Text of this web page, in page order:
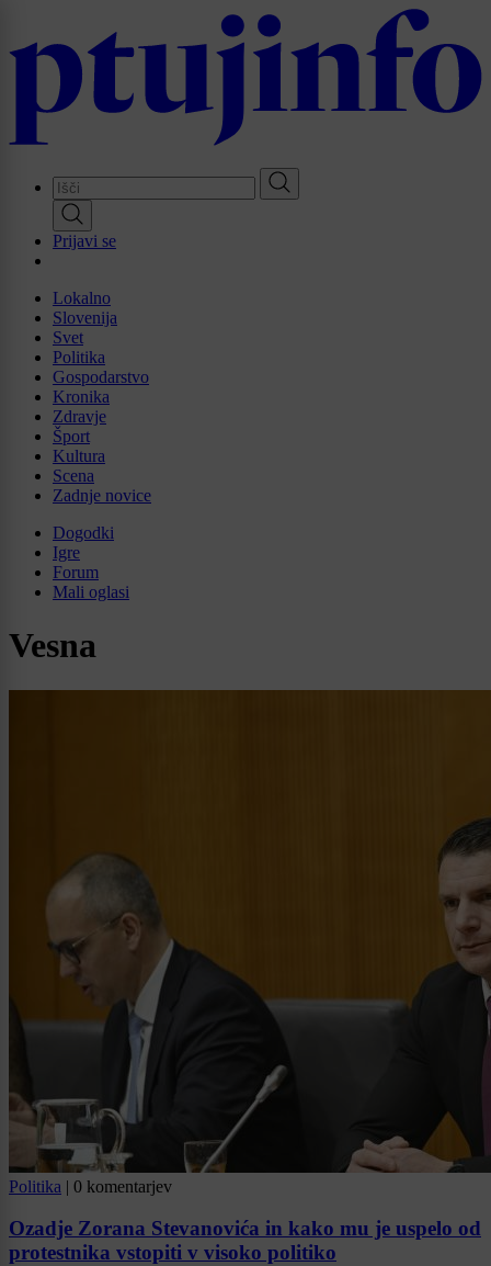
main
Prijavi se
Lokalno
Slovenija
Svet
Politika
Gospodarstvo
Kronika
Zdravje
Šport
Kultura
Scena
Zadnje novice
Dogodki
Igre
Forum
Mali oglasi
Vesna
Politika | 0 komentarjev
Ozadje Zorana Stevanovića in kako mu je uspelo od
protestnika vstopiti v visoko politiko